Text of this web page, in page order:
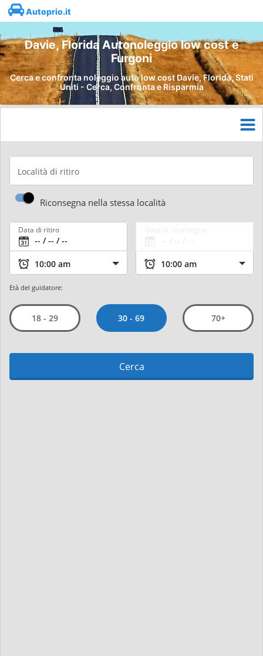
Autoprio.it
Davie, Florida Autonoleggio low cost e
Furgoni
Cerca e confronta noleggio auto low cost Davie, Florida, Stati
Uniti - Cerca, Confronta e Risparmia
Località di ritiro
Riconsegna nella stessa località
Data di ritiro
Età del guidatore:
18 - 29 30 - 69 70+
Cerca